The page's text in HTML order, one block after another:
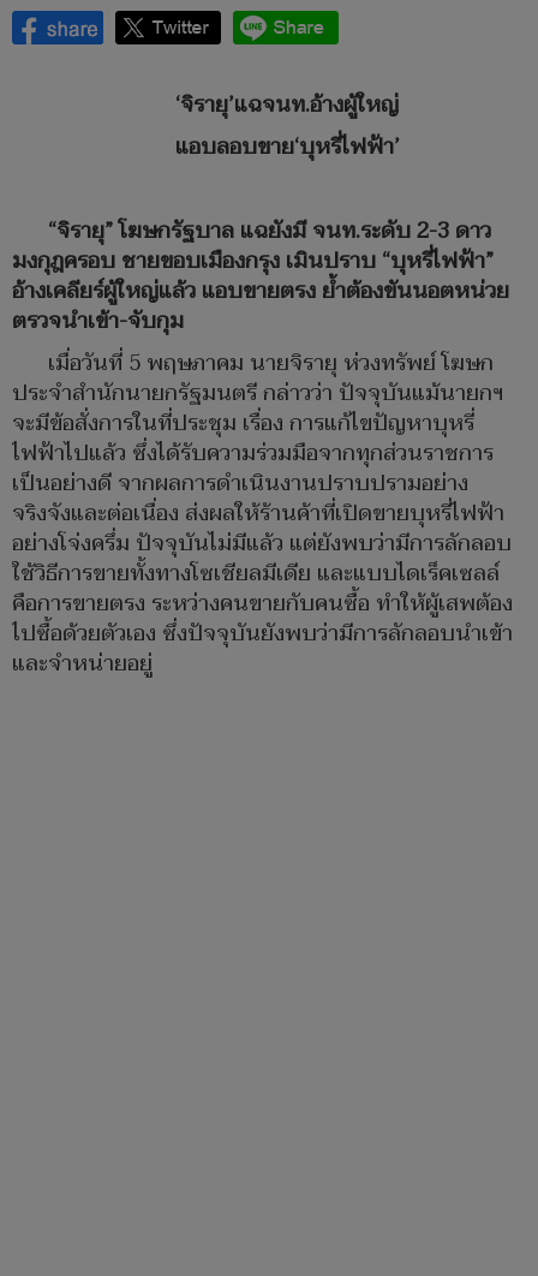
‘จิรายุ’แฉจนท.อ้างผู้ใหญ่
แอบลอบขาย‘บุหรี่ไฟฟ้า’
“จิรายุ” โฆษกรัฐบาล แฉยังมี จนท.ระดับ 2-3 ดาว
มงกุฎครอบ ชายขอบเมืองกรุง เมินปราบ “บุหรี่ไฟฟ้า”
อ้างเคลียร์ผู้ใหญ่แล้ว แอบขายตรง ย้ำต้องขันนอตหน่วย
ตรวจนำเข้า-จับกุม
เมื่อวันที่ 5 พฤษภาคม นายจิรายุ ห่วงทรัพย์ โฆษก
ประจำสำนักนายกรัฐมนตรี กล่าวว่า ปัจจุบันแม้นายกฯ
จะมีข้อสั่งการในที่ประชุม เรื่อง การแก้ไขปัญหาบุหรี่
ไฟฟ้าไปแล้ว ซึ่งได้รับความร่วมมือจากทุกส่วนราชการ
เป็นอย่างดี จากผลการดำเนินงานปราบปรามอย่าง
จริงจังและต่อเนื่อง ส่งผลให้ร้านค้าที่เปิดขายบุหรี่ไฟฟ้า
อย่างโจ่งครึ่ม ปัจจุบันไม่มีแล้ว แต่ยังพบว่ามีการลักลอบ
ใช้วิธีการขายทั้งทางโซเชียลมีเดีย และแบบไดเร็คเซลล์
คือการขายตรง ระหว่างคนขายกับคนซื้อ ทำให้ผู้เสพต้อง
ไปซื้อด้วยตัวเอง ซึ่งปัจจุบันยังพบว่ามีการลักลอบนำเข้า
และจำหน่ายอยู่